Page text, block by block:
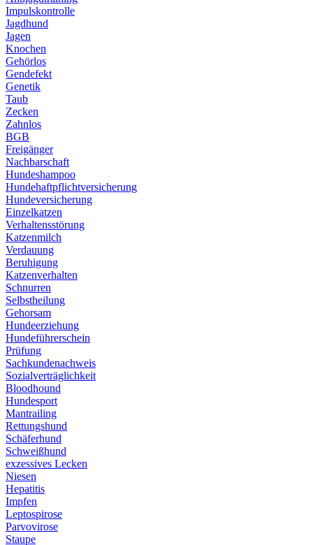
Impulskontrolle
Jagdhund
Jagen
Knochen
Gehörlos
Gendefekt
Genetik
Taub
Zecken
Zahnlos
BGB
Freigänger
Nachbarschaft
Hundeshampoo
Hundehaftpflichtversicherung
Hundeversicherung
Einzelkatzen
Verhaltensstörung
Katzenmilch
Verdauung
Beruhigung
Katzenverhalten
Schnurren
Selbstheilung
Gehorsam
Hundeerziehung
Hundeführerschein
Prüfung
Sachkundenachweis
Sozialverträglichkeit
Bloodhound
Hundesport
Mantrailing
Rettungshund
Schäferhund
Schweißhund
exzessives Lecken
Niesen
Hepatitis
Impfen
Leptospirose
Parvovirose
Staupe